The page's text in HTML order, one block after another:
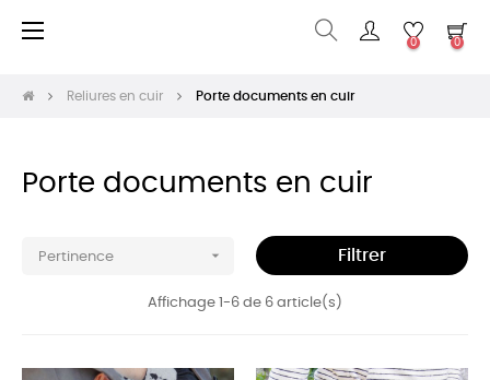
Basculer
☰
0 0
Reliures en cuir Porte documents en cuir
Porte documents en cuir
Pertinence  Filtrer
Affichage 1-6 de 6 article(s)